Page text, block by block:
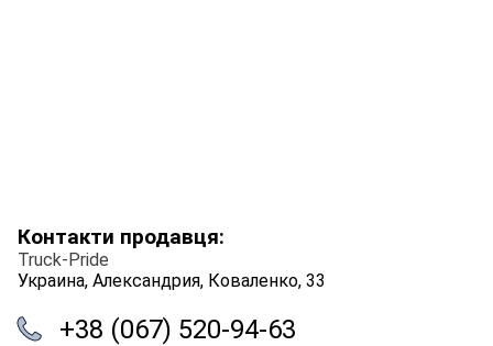
Контакти продавця:
Truck-Pride
Украина, Александрия, Коваленко, 33
+38 (067) 520-94-63